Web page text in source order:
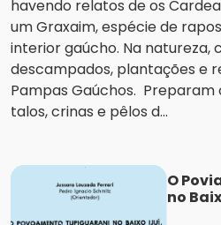
havendo relatos de os
um Graxaim, espécie de
interior gaúcho. Na
descampados, plantações e
Pampas Gaúchos. Preparam
talos, crinas e pêlos d...
O
no